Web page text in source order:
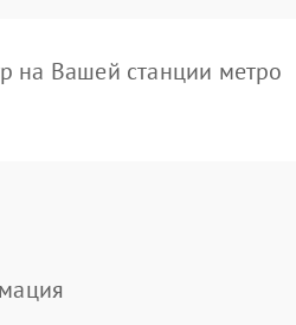
на Вашей станции метро